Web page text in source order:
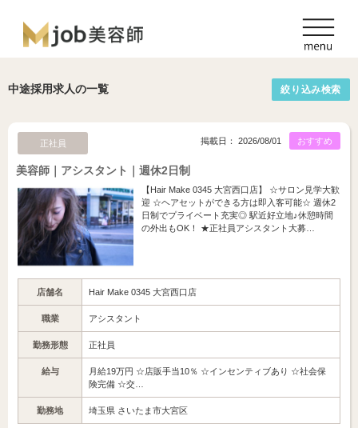
中途採用求人の一覧 絞り込み検索
正社員 おすすめ
掲載日： 2026/08/01
美容師｜アシスタント｜週休2日制
【Hair Make 0345 大宮西口店】 ☆サロン見学大歓
迎 ☆ヘアセットができる方は即入客可能☆ 週休2
日制でプライベート充実◎ 駅近好立地♪休憩時間
の外出もOK！ ★正社員アシスタント大募…
店舗名 Hair Make 0345 大宮西口店
職業 アシスタント
勤務形態 正社員
給与
月給19万円 ☆店販手当10％ ☆インセンティブあり ☆社会保
険完備 ☆交…
勤務地 埼玉県 さいたま市大宮区